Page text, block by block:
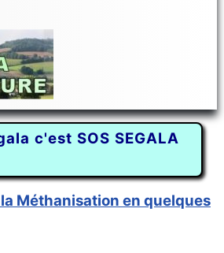
c'est SOS SEGALA
Méthanisation en quelques